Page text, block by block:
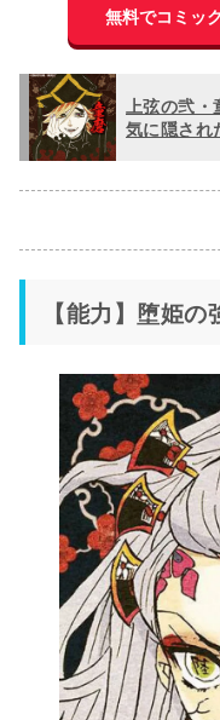
無料でコミッ
上弦の弐・
気に隠され
【能力】堕姫